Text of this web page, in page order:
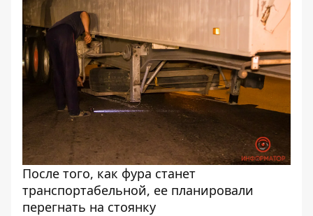
После того, как фура станет
транспортабельной, ее планировали
перегнать на стоянку